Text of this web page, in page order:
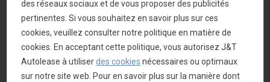
Philippe Vermoesen: «
Putman est un client
fidèle depuis plusieurs
années. Environ trois
des réseaux sociaux et de vous proposer des publicités
pertinentes. Si vous souhaitez en savoir plus sur ces
cookies, veuillez consulter notre politique en matière de
cookies. En acceptant cette politique, vous autorisez J&T
Autolease à utiliserdes cookies nécessaires ou optimaux
sur notre site web. Pour en savoir plus sur la manière dont